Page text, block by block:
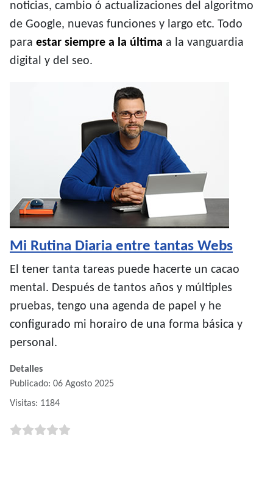
noticias, cambio ó actualizaciones del algoritmo
de Google, nuevas funciones y largo etc. Todo
para estar siempre a la última a la vanguardia
digital y del seo.
Mi Rutina Diaria entre tantas Webs
El tener tanta tareas puede hacerte un cacao
mental. Después de tantos años y múltiples
pruebas, tengo una agenda de papel y he
configurado mi horairo de una forma básica y
personal.
Detalles
Publicado: 06 Agosto 2025
Visitas: 1184